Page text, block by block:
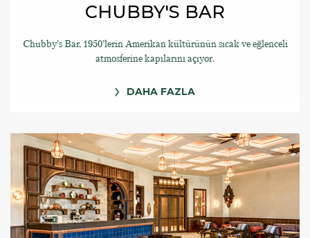
CHUBBY'S BAR
Chubby's Bar, 1950’lerin Amerikan kültürünün sıcak ve eğlenceli
atmosferine kapılarını açıyor.
DAHA FAZLA